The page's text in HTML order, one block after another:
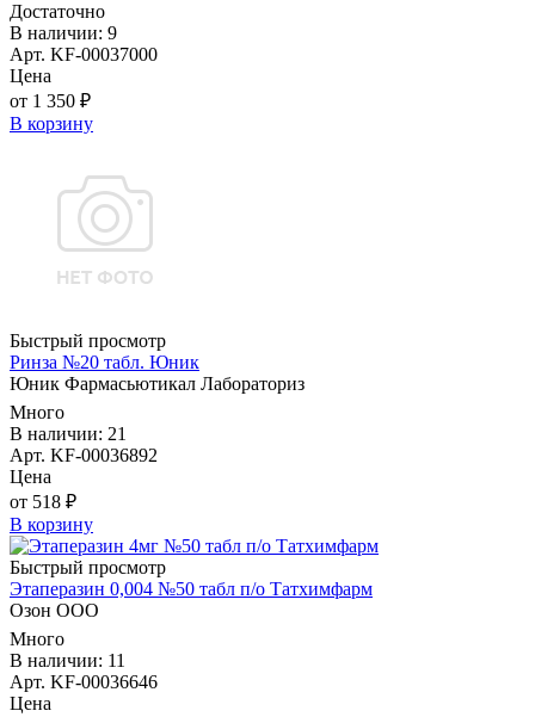
Достаточно
В наличии: 9
Арт. KF-00037000
Цена
от 1 350 ₽
В корзину
Быстрый просмотр
Ринза №20 табл. Юник
Юник Фармасьютикал Лабораториз
Много
В наличии: 21
Арт. KF-00036892
Цена
от 518 ₽
В корзину
Быстрый просмотр
Этаперазин 0,004 №50 табл п/о Татхимфарм
Озон ООО
Много
В наличии: 11
Арт. KF-00036646
Цена